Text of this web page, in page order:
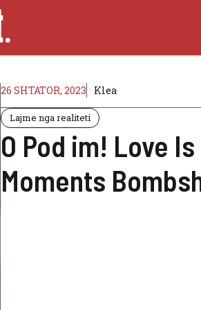
26 SHTATOR, 2023 Klea
Lajme nga realiteti
O Pod im! Love
Moments